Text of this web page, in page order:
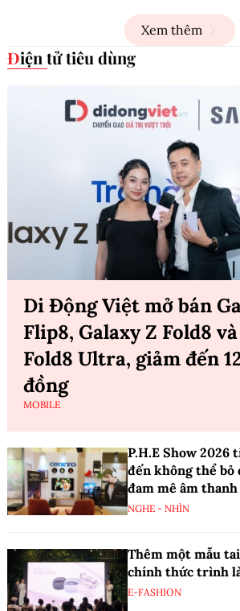
Xem thêm
Điện tử tiêu dùng
Di Động Việt mở bán
Flip8, Galaxy Z Fold8
Fold8 Ultra, giảm đến
đồng
MOBILE
P.H.E Show 2026
đến không thể bỏ
đam mê âm
NGHE - NHÌN
Thêm một mẫu
chính thức trình
E-FASHION